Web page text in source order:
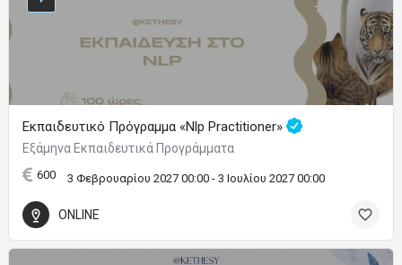
Εκπαιδευτικό Πρόγραμμα «Nlp Practitioner»
Εξάμηνα Εκπαιδευτικά Προγράμματα
600 3 Φεβρουαρίου 2027 00:00 - 3 Ιουλίου 2027 00:00
ONLINE